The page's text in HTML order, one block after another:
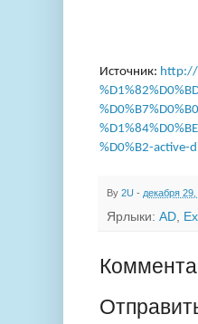
Источник: http://
%D0%B2-active-
By 2U - декабря
Ярлыки: AD,